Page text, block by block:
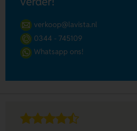
verkoop@lavista.nl
0344 - 745109
Whatsapp ons!